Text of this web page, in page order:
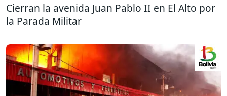
Cierran la avenida Juan Pablo II en El Alto por
la Parada Militar